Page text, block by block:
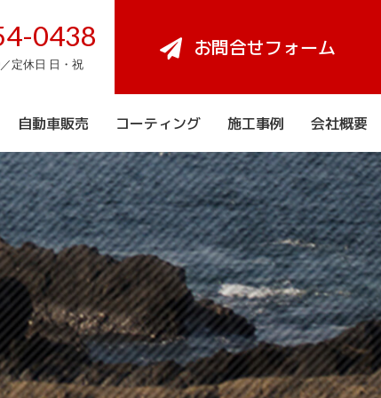
0438
定休日 日・祝
お問合せフォーム
自動車販売 コーティング 施工事例 会社概要